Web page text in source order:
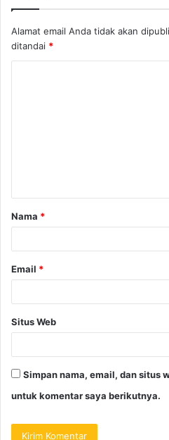
Alamat email Anda tidak akan
ditandai *
Nama *
Email *
Situs Web
Simpan nama, email, dan situs
untuk komentar saya berikutnya.